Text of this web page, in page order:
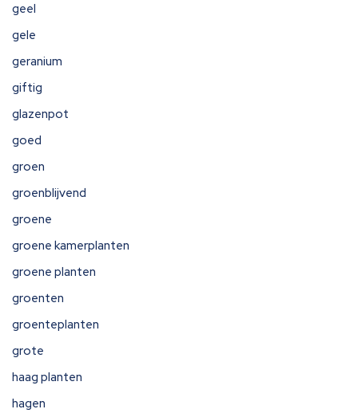
geel
gele
geranium
giftig
glazenpot
goed
groen
groenblijvend
groene
groene kamerplanten
groene planten
groenten
groenteplanten
grote
haag planten
hagen